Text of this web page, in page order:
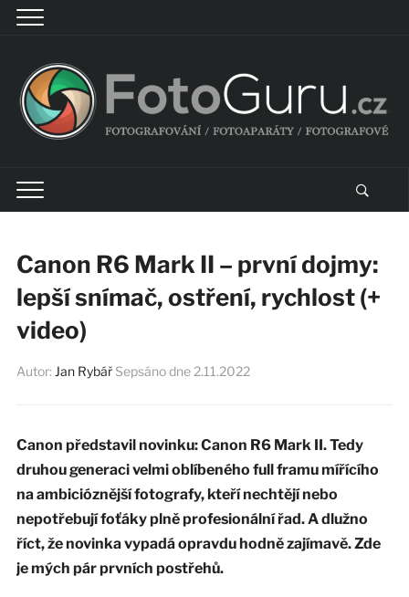
Canon R6 Mark II – první dojmy:
lepší snímač, ostření, rychlost (+
video)
Autor: Jan Rybář Sepsáno dne 2.11.2022
Canon představil novinku: Canon R6 Mark II. Tedy
druhou generaci velmi oblíbeného full framu mířícího
na ambicióznější fotografy, kteří nechtějí nebo
nepotřebují foťáky plně profesionální řad. A dlužno
říct, že novinka vypadá opravdu hodně zajímavě. Zde
je mých pár prvních postřehů.